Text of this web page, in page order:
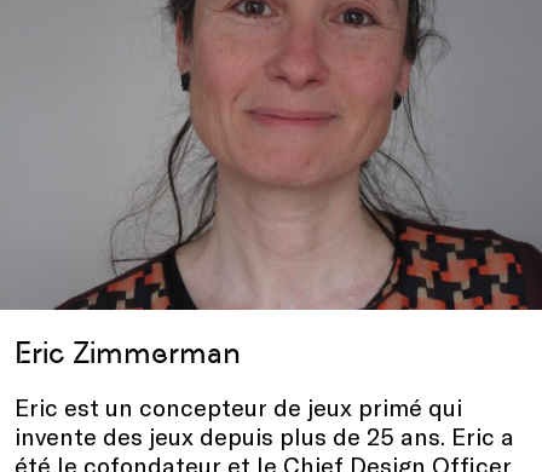
Eric Zimmerman
Eric est un concepteur de jeux primé qui
invente des jeux depuis plus de 25 ans. Eric a
été le cofondateur et le Chief Design Officer